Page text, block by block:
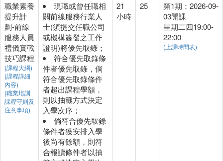
職業素養
提升計
劃-前線
服務人員
禮儀實戰
技巧課程
(課程大綱)
(課程詳細
內容)
(職業培訓
課程守則及
注意事項)
現職或曾任職相
關前線服務行業人
士(須提交任職公司
或機構簽發之工作
證明)將優先取錄；
符合優先取錄條
件者優先取錄，倘
符合優先取錄條件
者超出課程學額，
則以抽籤方式決定
入學次序；
倘符合優先取錄
條件者獲安排入學
後尚有餘額，則符
合報讀條件者以抽
21
小時
25
第1期：2026-09-
03開課
星期二四19:00-
22:00
(上課時間表)